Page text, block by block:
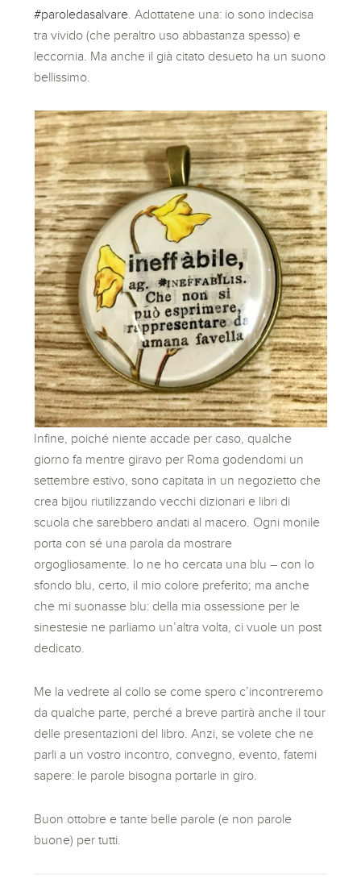
#paroledasalvare . Adottatene una: io sono indecisa
tra vivido (che peraltro uso abbastanza spesso) e
leccornia. Ma anche il già citato desueto ha un suono
bellissimo.
Infine, poiché niente accade per caso, qualche
giorno fa mentre giravo per Roma godendomi un
settembre estivo, sono capitata in un negozietto che
crea bijou riutilizzando vecchi dizionari e libri di
scuola che sarebbero andati al macero. Ogni monile
porta con sé una parola da mostrare
orgogliosamente. Io ne ho cercata una blu – con lo
sfondo blu, certo, il mio colore preferito; ma anche
che mi suonasse blu: della mia ossessione per le
sinestesie ne parliamo un’altra volta, ci vuole un post
dedicato.
Me la vedrete al collo se come spero c’incontreremo
da qualche parte, perché a breve partirà anche il tour
delle presentazioni del libro. Anzi, se volete che ne
parli a un vostro incontro, convegno, evento, fatemi
sapere: le parole bisogna portarle in giro.
Buon ottobre e tante belle parole (e non parole
buone) per tutti.